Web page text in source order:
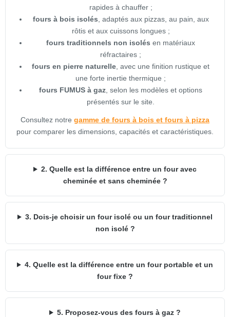
rapides à chauffer ;
fours à bois isolés , adaptés aux pizzas, au pain, aux
rôtis et aux cuissons longues ;
fours traditionnels non isolés en matériaux
réfractaires ;
fours en pierre naturelle , avec une finition rustique et
une forte inertie thermique ;
fours FUMUS à gaz , selon les modèles et options
présentés sur le site.
Consultez notre gamme de fours à bois et fours à pizza
pour comparer les dimensions, capacités et caractéristiques.
2. Quelle est la différence entre un four avec
cheminée et sans cheminée ?
3. Dois-je choisir un four isolé ou un four traditionnel
non isolé ?
4. Quelle est la différence entre un four portable et un
four fixe ?
5. Proposez-vous des fours à gaz ?